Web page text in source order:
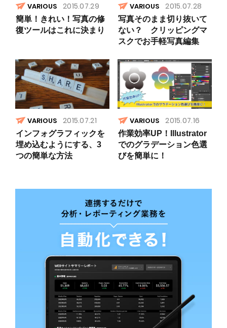
VARIOUS 2015.07.29
簡単！きれい！写真の修
復ツールはこれに決まり
VARIOUS 2015.07.28
写真そのまま切り抜いて
ない？ クリッピングマ
スクでお手軽写真編集
VARIOUS 2015.07.21
インフォグラフィックを
埋め込むようにする、3
つの簡単な方法
VARIOUS 2015.07.16
作業効率UP！Illustrator
でのグラデーション色選
びを簡単に！